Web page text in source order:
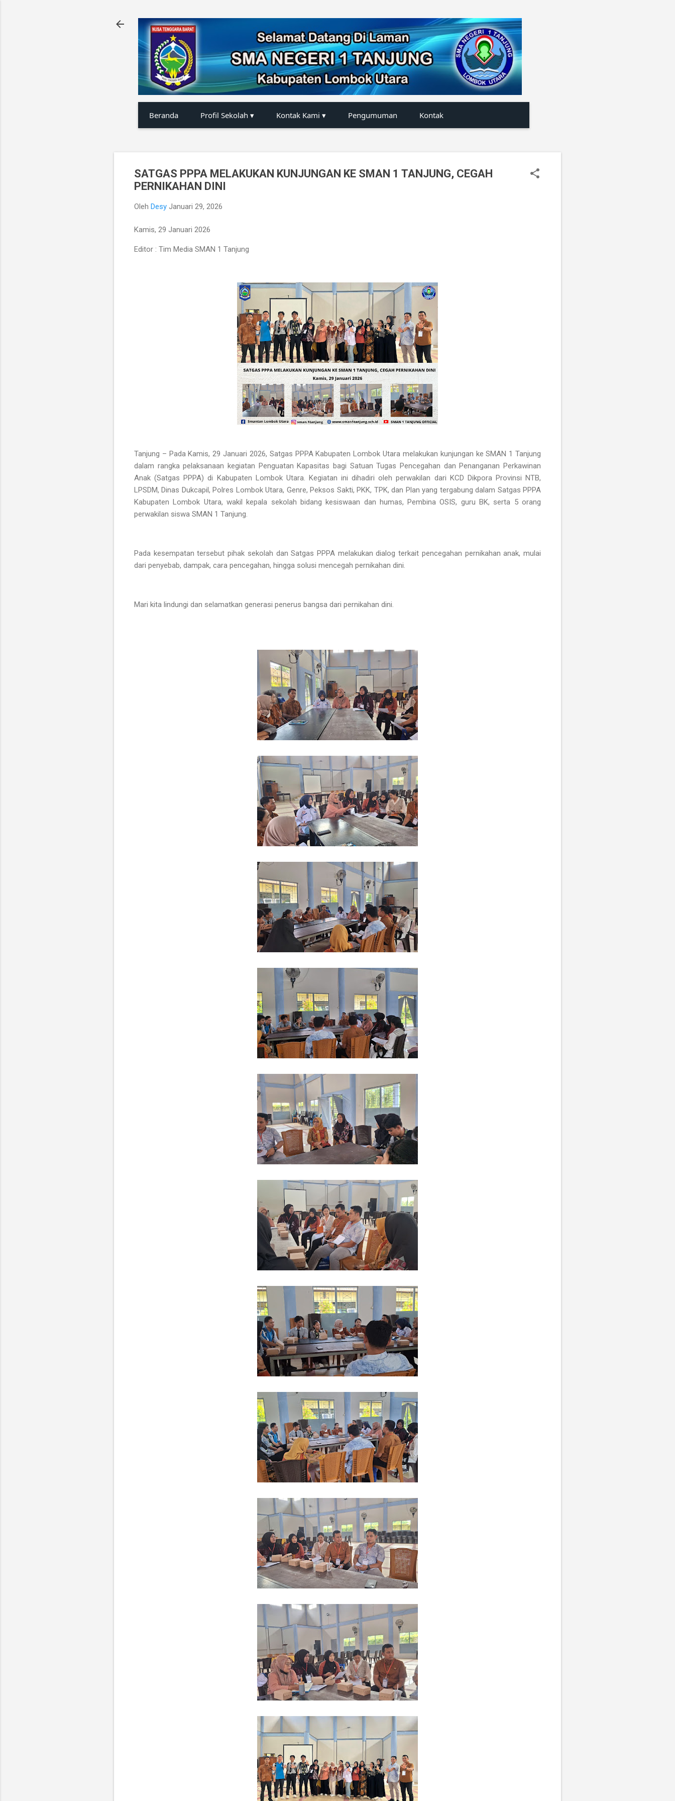
Beranda Profil Sekolah ▾ Kontak Kami ▾ Pengumuman Kontak
SATGAS PPPA MELAKUKAN KUNJUNGAN KE SMAN 1 TANJUNG, CEGAH
PERNIKAHAN DINI
Oleh Desy Januari 29, 2026
Kamis, 29 Januari 2026
Editor : Tim Media SMAN 1 Tanjung
Tanjung – Pada Kamis, 29 Januari 2026, Satgas PPPA Kabupaten Lombok Utara melakukan kunjungan ke SMAN 1 Tanjung
dalam rangka pelaksanaan kegiatan Penguatan Kapasitas bagi Satuan Tugas Pencegahan dan Penanganan Perkawinan
Anak (Satgas PPPA) di Kabupaten Lombok Utara. Kegiatan ini dihadiri oleh perwakilan dari KCD Dikpora Provinsi NTB,
LPSDM, Dinas Dukcapil, Polres Lombok Utara, Genre, Peksos Sakti, PKK, TPK, dan Plan yang tergabung dalam Satgas PPPA
Kabupaten Lombok Utara, wakil kepala sekolah bidang kesiswaan dan humas, Pembina OSIS, guru BK, serta 5 orang
perwakilan siswa SMAN 1 Tanjung.
Pada kesempatan tersebut pihak sekolah dan Satgas PPPA melakukan dialog terkait pencegahan pernikahan anak, mulai
dari penyebab, dampak, cara pencegahan, hingga solusi mencegah pernikahan dini.
Mari kita lindungi dan selamatkan generasi penerus bangsa dari pernikahan dini.